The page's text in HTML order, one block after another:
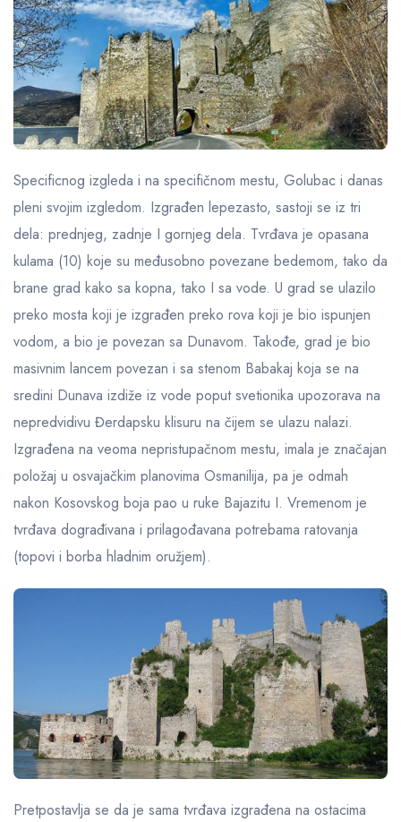
Specificnog izgleda i na specifičnom mestu, Golubac i danas
pleni svojim izgledom. Izgrađen lepezasto, sastoji se iz tri
dela: prednjeg, zadnje I gornjeg dela. Tvrđava je opasana
kulama (10) koje su međusobno povezane bedemom, tako da
brane grad kako sa kopna, tako I sa vode. U grad se ulazilo
preko mosta koji je izgrađen preko rova koji je bio ispunjen
vodom, a bio je povezan sa Dunavom. Takođe, grad je bio
masivnim lancem povezan i sa stenom Babakaj koja se na
sredini Dunava izdiže iz vode poput svetionika upozorava na
nepredvidivu Đerdapsku klisuru na čijem se ulazu nalazi.
Izgrađena na veoma nepristupačnom mestu, imala je značajan
položaj u osvajačkim planovima Osmanilija, pa je odmah
nakon Kosovskog boja pao u ruke Bajazitu I. Vremenom je
tvrđava dograđivana i prilagođavana potrebama ratovanja
(topovi i borba hladnim oružjem).
Pretpostavlja se da je sama tvrđava izgrađena na ostacima